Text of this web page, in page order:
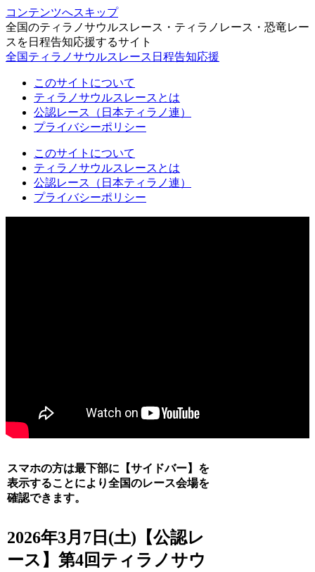
コンテンツへスキップ
全国のティラノサウルスレース・ティラノレース・恐竜レー
スを日程告知応援するサイト
全国ティラノサウルスレース日程告知応援
このサイトについて
ティラノサウルスレースとは
公認レース（日本ティラノ連）
プライバシーポリシー
このサイトについて
ティラノサウルスレースとは
公認レース（日本ティラノ連）
プライバシーポリシー
スマホの方は最下部に【サイドバー】を
表示することにより全国のレース会場を
確認できます。
2026年3月7日(土)【公認レ
ース】第4回ティラノサウ